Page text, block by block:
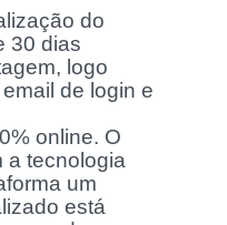
do
30 dias
logo
de login e
online. O
a tecnologia
um
está